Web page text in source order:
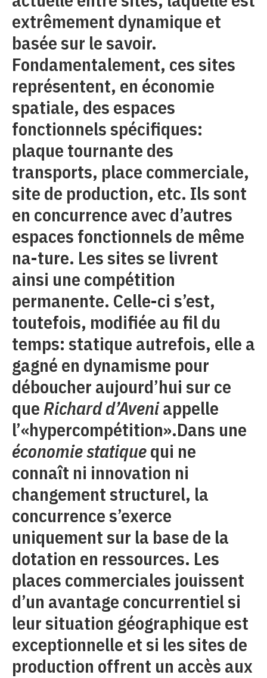
extrêmement dynamique et
basée sur le savoir.
Fondamentalement, ces sites
représentent, en économie
spatiale, des espaces
fonctionnels spécifiques:
plaque tournante des
transports, place commerciale,
site de production, etc. Ils sont
en concurrence avec d’autres
espaces fonctionnels de même
na-ture. Les sites se livrent
ainsi une compétition
permanente. Celle-ci s’est,
toutefois, modifiée au fil du
temps: statique autrefois, elle a
gagné en dynamisme pour
déboucher aujourd’hui sur ce
queRichard d’Aveniappelle
l’«hypercompétition».Dans une
économie statiquequi ne
connaît ni innovation ni
changement structurel, la
concurrence s’exerce
uniquement sur la base de la
dotation en ressources. Les
places commerciales jouissent
d’un avantage concurrentiel si
leur situation géographique est
exceptionnelle et si les sites de
production offrent un accès aux